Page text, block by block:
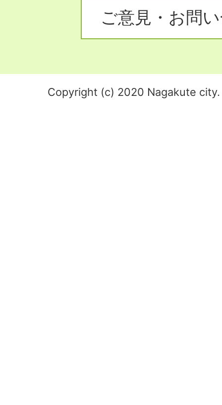
ご意見・お問
Copyright (c) 2020 Nagakute